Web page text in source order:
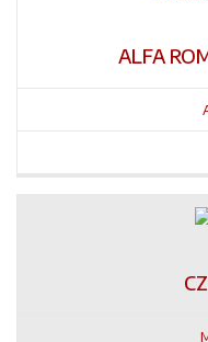
ALFA